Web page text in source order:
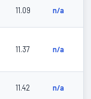
11.09 n/a
11.37 n/a
11.42 n/a